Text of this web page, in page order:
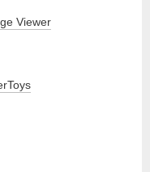
Viewer